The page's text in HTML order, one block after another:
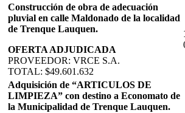
Construcción de obra de adecuación
pluvial en calle Maldonado de la localidad
de Trenque Lauquen.
OFERTA ADJUDICADA
PROVEEDOR: VRCE S.A.
TOTAL: $49.601.632
Adquisición de “ARTICULOS DE
LIMPIEZA” con destino a Economato de
la Municipalidad de Trenque Lauquen.